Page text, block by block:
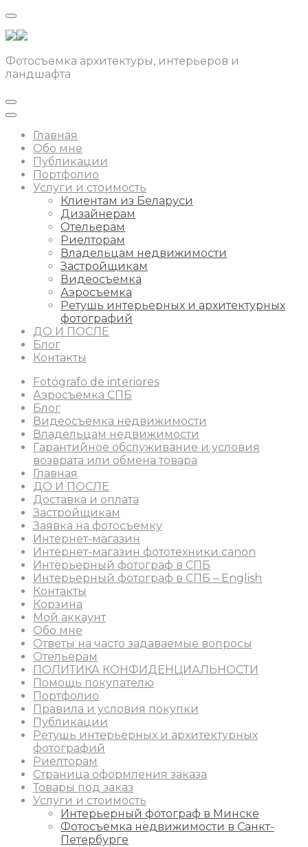
Фотосъемка архитектуры, интерьеров и
ландшафта
Главная
Обо мне
Публикации
Портфолио
Услуги и стоимость
Клиентам из Беларуси
Дизайнерам
Отельерам
Риелторам
Владельцам недвижимости
Застройщикам
Видеосъемка
Аэросъемка
Ретушь интерьерных и архитектурных
фотографий
ДО И ПОСЛЕ
Блог
Контакты
Fotógrafo de interiores
Аэросъемка СПБ
Блог
Видеосъемка недвижимости
Владельцам недвижимости
Гарантийное обслуживание и условия
возврата или обмена товара
Главная
ДО И ПОСЛЕ
Доставка и оплата
Застройщикам
Заявка на фотосъемку
Интернет-магазин
Интернет-магазин фототехники canon
Интерьерный фотограф в СПБ
Интерьерный фотограф в СПБ – English
Контакты
Корзина
Мой аккаунт
Обо мне
Ответы на часто задаваемые вопросы
Отельерам
ПОЛИТИКА КОНФИДЕНЦИАЛЬНОСТИ
Помощь покупателю
Портфолио
Правила и условия покупки
Публикации
Ретушь интерьерных и архитектурных
фотографий
Риелторам
Страница оформления заказа
Товары под заказ
Услуги и стоимость
Интерьерный фотограф в Минске
Фотосъемка недвижимости в Санкт-
Петербурге